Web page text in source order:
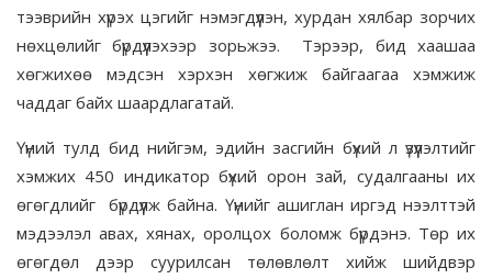
тээврийн хүрэх цэгийг нэмэгдүүлэн, хурдан хялбар зорчих
нөхцөлийг бүрдүүлэхээр зорьжээ. Тэрээр, бид хаашаа
хөгжихөө мэдсэн хэрхэн хөгжиж байгаагаа хэмжиж
чаддаг байх шаардлагатай.
Үүний тулд бид нийгэм, эдийн засгийн бүхий л үзүүлэлтийг
хэмжих 450 индикатор бүхий орон зай, судалгааны их
өгөгдлийг бүрдүүлж байна. Үүнийг ашиглан иргэд нээлттэй
мэдээлэл авах, хянах, оролцох боломж бүрдэнэ. Төр их
өгөгдөл дээр суурилсан төлөвлөлт хийж шийдвэр